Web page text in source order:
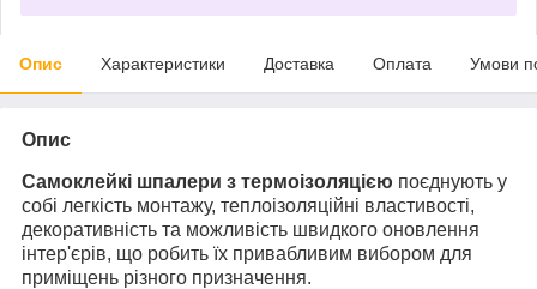
Опис Характеристики Доставка Оплата Умови
Опис
Самоклейкі шпалери з термоізоляцією поєднують у
собі легкість монтажу, теплоізоляційні властивості,
декоративність та можливість швидкого оновлення
інтер'єрів, що робить їх привабливим вибором для
приміщень різного призначення.